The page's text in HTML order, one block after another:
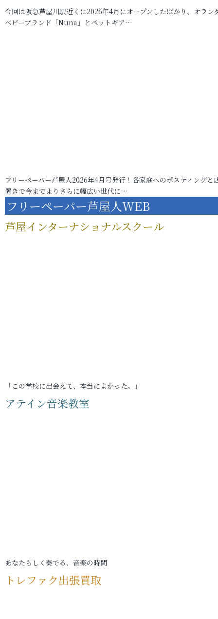
今回は阪急芦屋川駅近くに2026年4月にオープンしたばかり、オラン
ベビーブランド「Nuna」とペットギア…
フリーペーパー芦屋人2026年4月号発行！各家庭へのポスティングと
置きで今までよりさらに幅広い世代に…
フリーペーパー芦屋人WEB
芦屋インターナショナルスクール
「この学校に出会えて、本当によかった。」
アテイン音楽教室
あなたらしく奏でる、音楽の時間
トレファク出張買取